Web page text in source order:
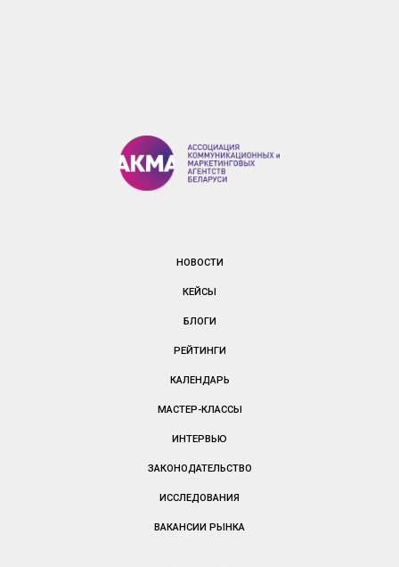
НОВОСТИ
КЕЙСЫ
БЛОГИ
РЕЙТИНГИ
КАЛЕНДАРЬ
МАСТЕР-КЛАССЫ
ИНТЕРВЬЮ
ЗАКОНОДАТЕЛЬСТВО
ИССЛЕДОВАНИЯ
ВАКАНСИИ РЫНКА